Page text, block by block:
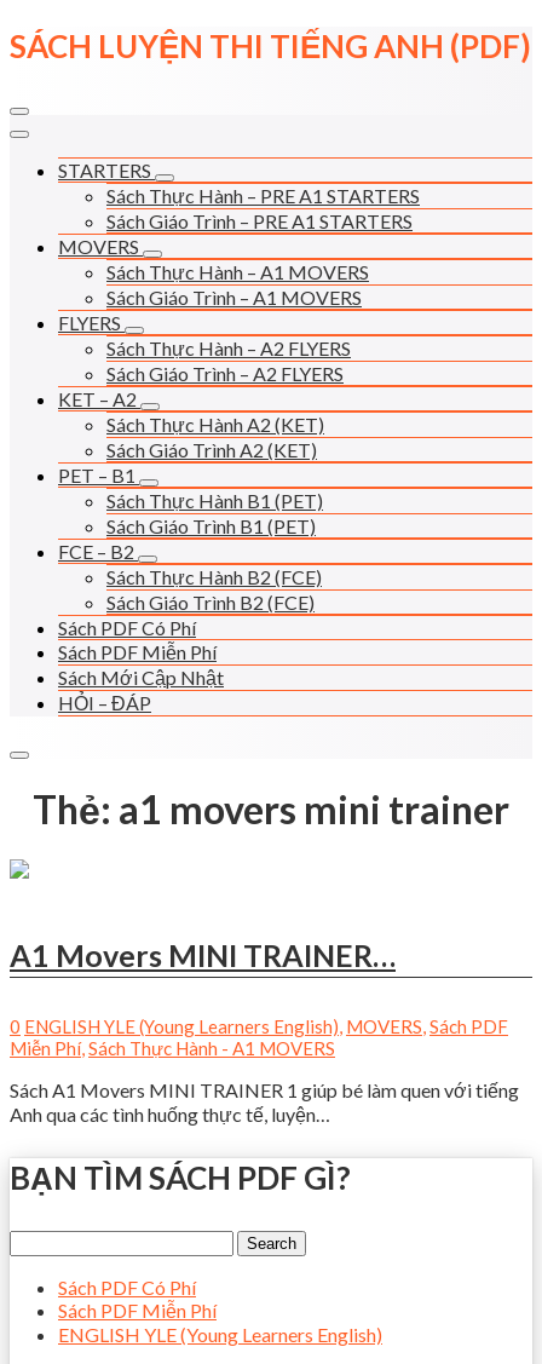
Skip
to
SÁCH LUYỆN THI TIẾNG ANH (PDF)
STARTERS
Sách Thực Hành – PRE A1 STARTERS
Sách Giáo Trình – PRE A1 STARTERS
MOVERS
Sách Thực Hành – A1 MOVERS
Sách Giáo Trình – A1 MOVERS
FLYERS
Sách Thực Hành – A2 FLYERS
Sách Giáo Trình – A2 FLYERS
KET – A2
Sách Thực Hành A2 (KET)
Sách Giáo Trình A2 (KET)
PET – B1
Sách Thực Hành B1 (PET)
Sách Giáo Trình B1 (PET)
FCE – B2
Sách Thực Hành B2 (FCE)
Sách Giáo Trình B2 (FCE)
Sách PDF Có Phí
Sách PDF Miễn Phí
Sách Mới Cập Nhật
HỎI – ĐÁP
Thẻ: a1 movers mini trainer
A1 Movers MINI TRAINER…
0 ENGLISH YLE (Young Learners English), MOVERS,Sách PDF
Miễn Phí,Sách Thực Hành - A1 MOVERS
Sách A1 Movers MINI TRAINER 1 giúp bé làm quen với tiếng
Anh qua các tình huống thực tế, luyện…
BẠN TÌM SÁCH PDF GÌ?
Sách PDF Có Phí
Sách PDF Miễn Phí
ENGLISH YLE (Young Learners English)